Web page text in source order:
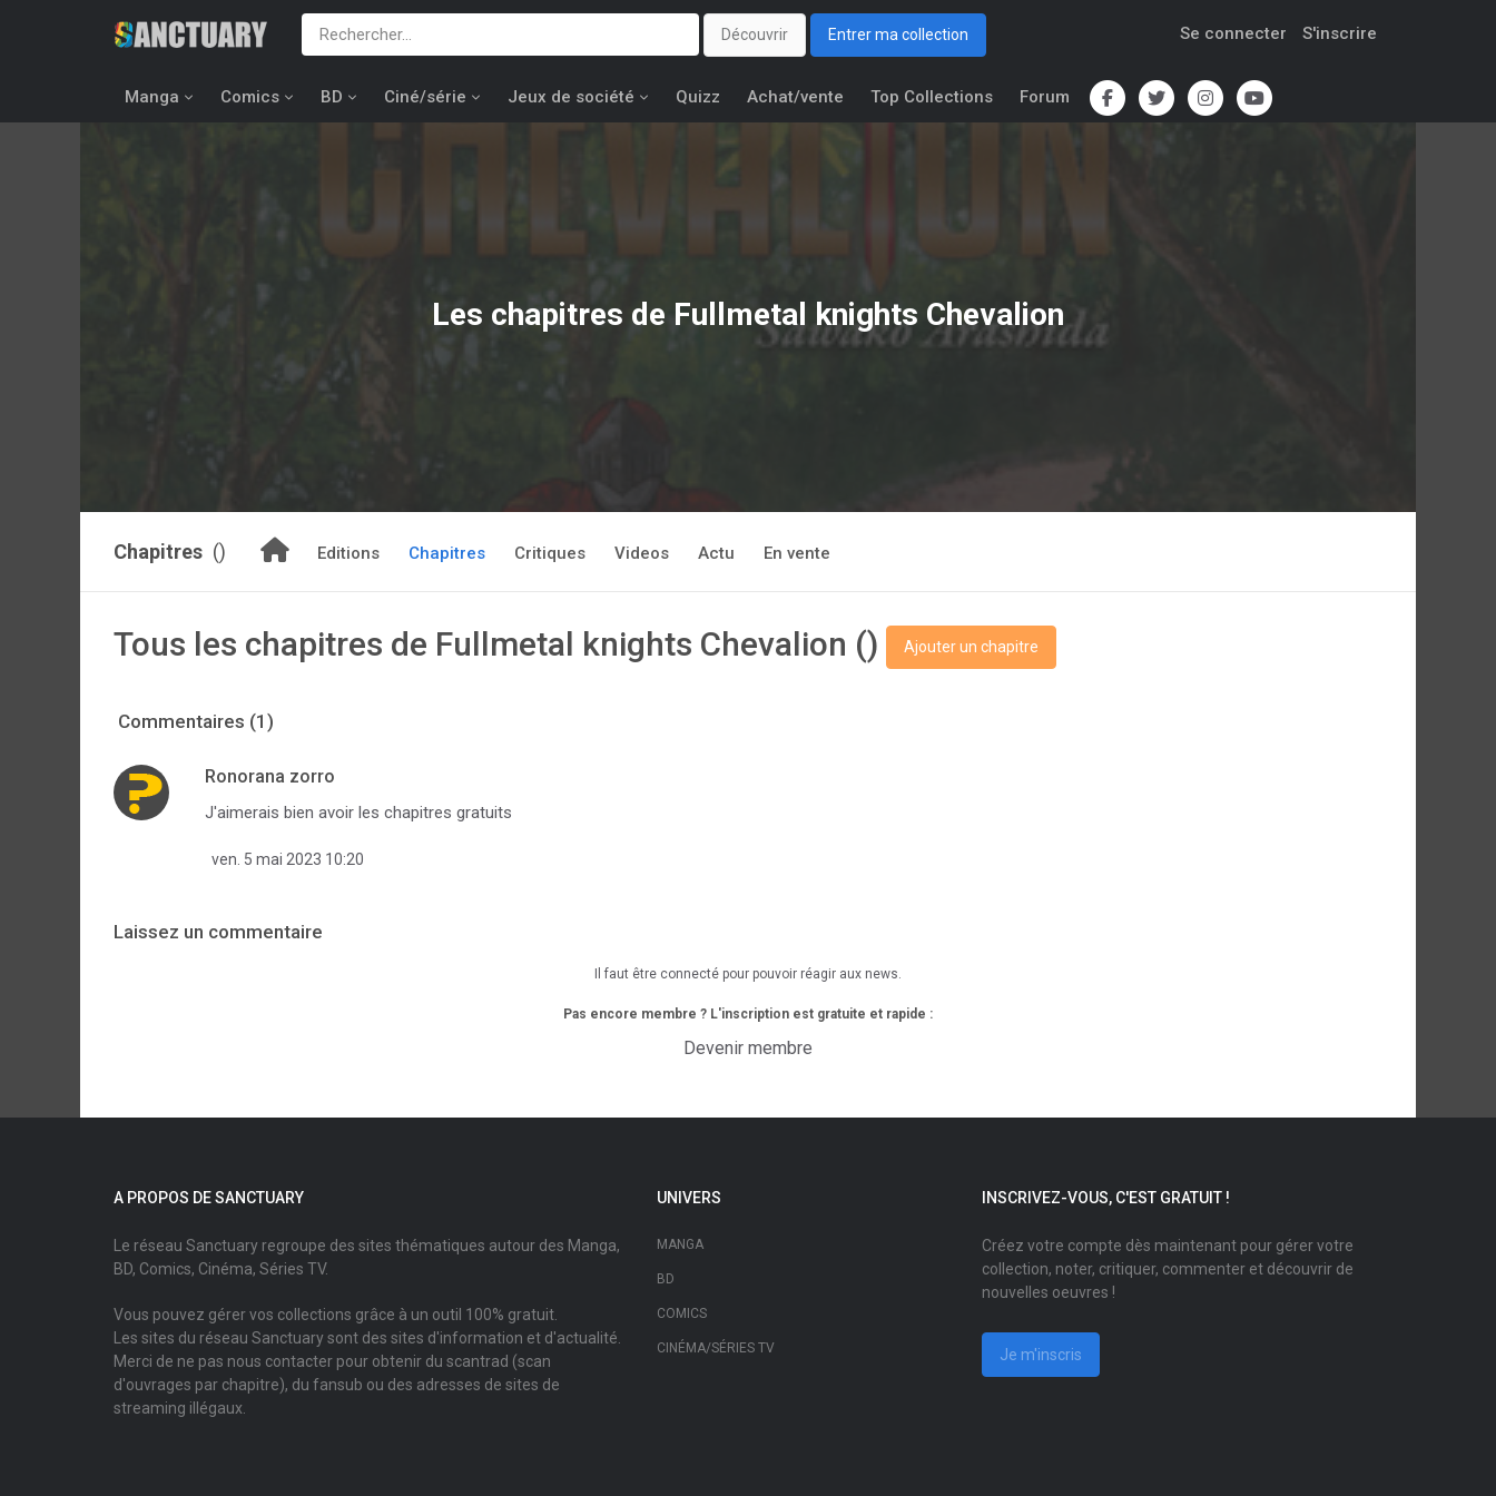
Découvrir Entrer ma collection Se connecter S'inscrire
Manga Comics BD Ciné/série Jeux de société Quizz Achat/vente Top Collections Forum
Les chapitres de Fullmetal knights Chevalion
Chapitres () Editions Chapitres Critiques Videos Actu En vente
Tous les chapitres de Fullmetal knights Chevalion () Ajouter un chapitre
Commentaires (1)
Ronorana zorro
J'aimerais bien avoir les chapitres gratuits
ven. 5 mai 2023 10:20
Laissez un commentaire
Il faut être connecté pour pouvoir réagir aux news.
Pas encore membre ? L'inscription est gratuite et rapide :
Devenir membre
A PROPOS DE SANCTUARY
Le réseau Sanctuary regroupe des sites thématiques autour des Manga,
BD, Comics, Cinéma, Séries TV.
Vous pouvez gérer vos collections grâce à un outil 100% gratuit.
Les sites du réseau Sanctuary sont des sites d'information et d'actualité.
Merci de ne pas nous contacter pour obtenir du scantrad (scan
d'ouvrages par chapitre), du fansub ou des adresses de sites de
streaming illégaux.
UNIVERS
MANGA
BD
COMICS
CINÉMA/SÉRIES TV
INSCRIVEZ-VOUS, C'EST GRATUIT !
Créez votre compte dès maintenant pour gérer votre
collection, noter, critiquer, commenter et découvrir de
nouvelles oeuvres !
Je m'inscris